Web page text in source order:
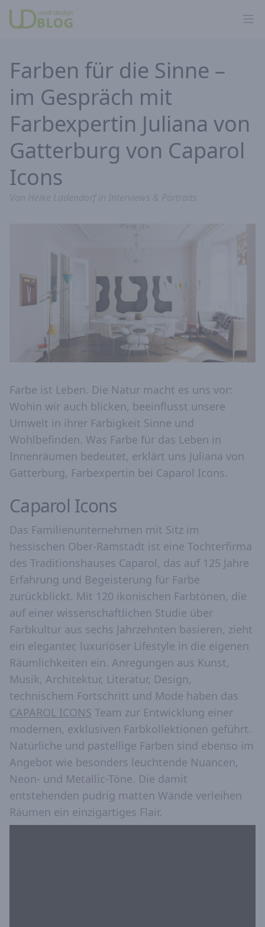
Farben für die Sinne –
im Gespräch mit
Farbexpertin Juliana von
Gatterburg von Caparol
Icons
Farbe ist Leben. Die Natur macht es uns vor:
Wohin wir auch blicken, beeinflusst unsere
Umwelt in ihrer Farbigkeit Sinne und
Wohlbefinden. Was Farbe für das Leben in
Innenräumen bedeutet, erklärt uns Juliana von
Gatterburg, Farbexpertin bei Caparol Icons.
Caparol Icons
Das Familienunternehmen mit Sitz im
hessischen Ober-Ramstadt ist eine Tochterfirma
des Traditionshauses Caparol, das auf 125 Jahre
Erfahrung und Begeisterung für Farbe
zurückblickt. Mit 120 ikonischen Farbtönen, die
auf einer wissenschaftlichen Studie über
Farbkultur aus sechs Jahrzehnten basieren, zieht
ein eleganter, luxuriöser Lifestyle in die eigenen
Räumlichkeiten ein. Anregungen aus Kunst,
Musik, Architektur, Literatur, Design,
technischem Fortschritt und Mode haben das
CAPAROL ICONS Team zur Entwicklung einer
modernen, exklusiven Farbkollektionen geführt.
Natürliche und pastellige Farben sind ebenso im
Angebot wie besonders leuchtende Nuancen,
Neon- und Metallic-Töne. Die damit
entstehenden pudrig matten Wände verleihen
Räumen ein einzigartiges Flair.